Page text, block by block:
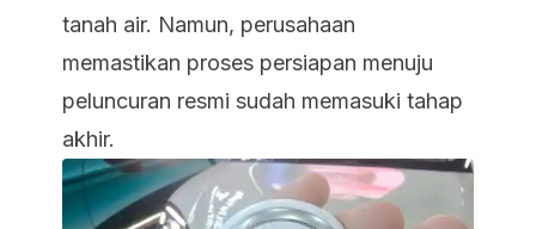
tanah air. Namun, perusahaan
memastikan proses persiapan menuju
peluncuran resmi sudah memasuki tahap
akhir.